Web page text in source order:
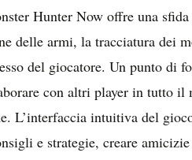
Hunter Now offre una
delle armi, la tracciatura dei
del giocatore. Un punto di
con altri player in tutto il
L’interfaccia intuitiva del
e strategie, creare